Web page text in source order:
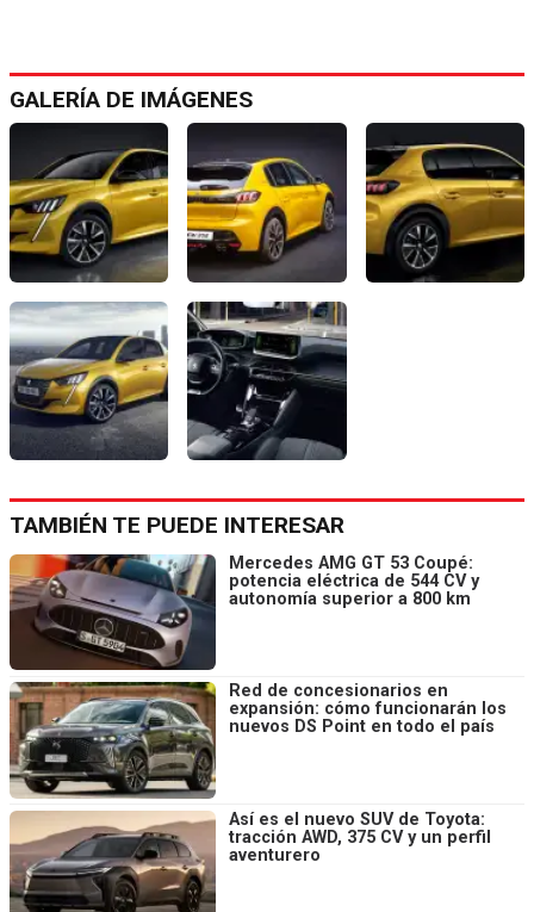
GALERÍA DE IMÁGENES
TAMBIÉN TE PUEDE INTERESAR
Mercedes AMG GT 53 Coupé:
potencia eléctrica de 544 CV y
autonomía superior a 800 km
Red de concesionarios en
expansión: cómo funcionarán los
nuevos DS Point en todo el país
Así es el nuevo SUV de Toyota:
tracción AWD, 375 CV y un perfil
aventurero